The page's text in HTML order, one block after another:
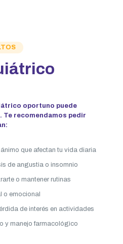
oportuno puede
Te recomendamos pedir
que afectan tu vida diaria
de angustia o insomnio
o mantener rutinas
o emocional
de interés en actividades
y manejo farmacológico